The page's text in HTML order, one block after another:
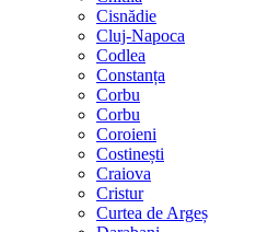
Cisnădie
Cluj-Napoca
Codlea
Constanța
Corbu
Corbu
Coroieni
Costinești
Craiova
Cristur
Curtea de Argeș